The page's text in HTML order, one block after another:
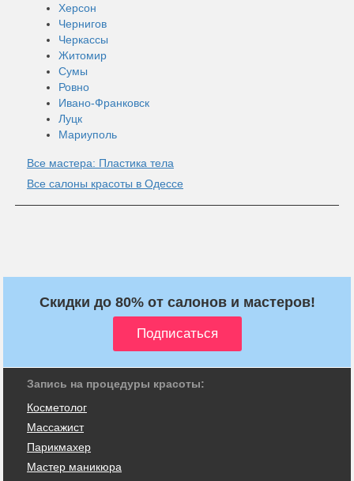
Херсон
Чернигов
Черкассы
Житомир
Сумы
Ровно
Ивано-Франковск
Луцк
Мариуполь
Все мастера: Пластика тела
Все салоны красоты в Одессе
Скидки до 80% от салонов и мастеров!
Запись на процедуры красоты:
Косметолог
Массажист
Парикмахер
Мастер маникюра